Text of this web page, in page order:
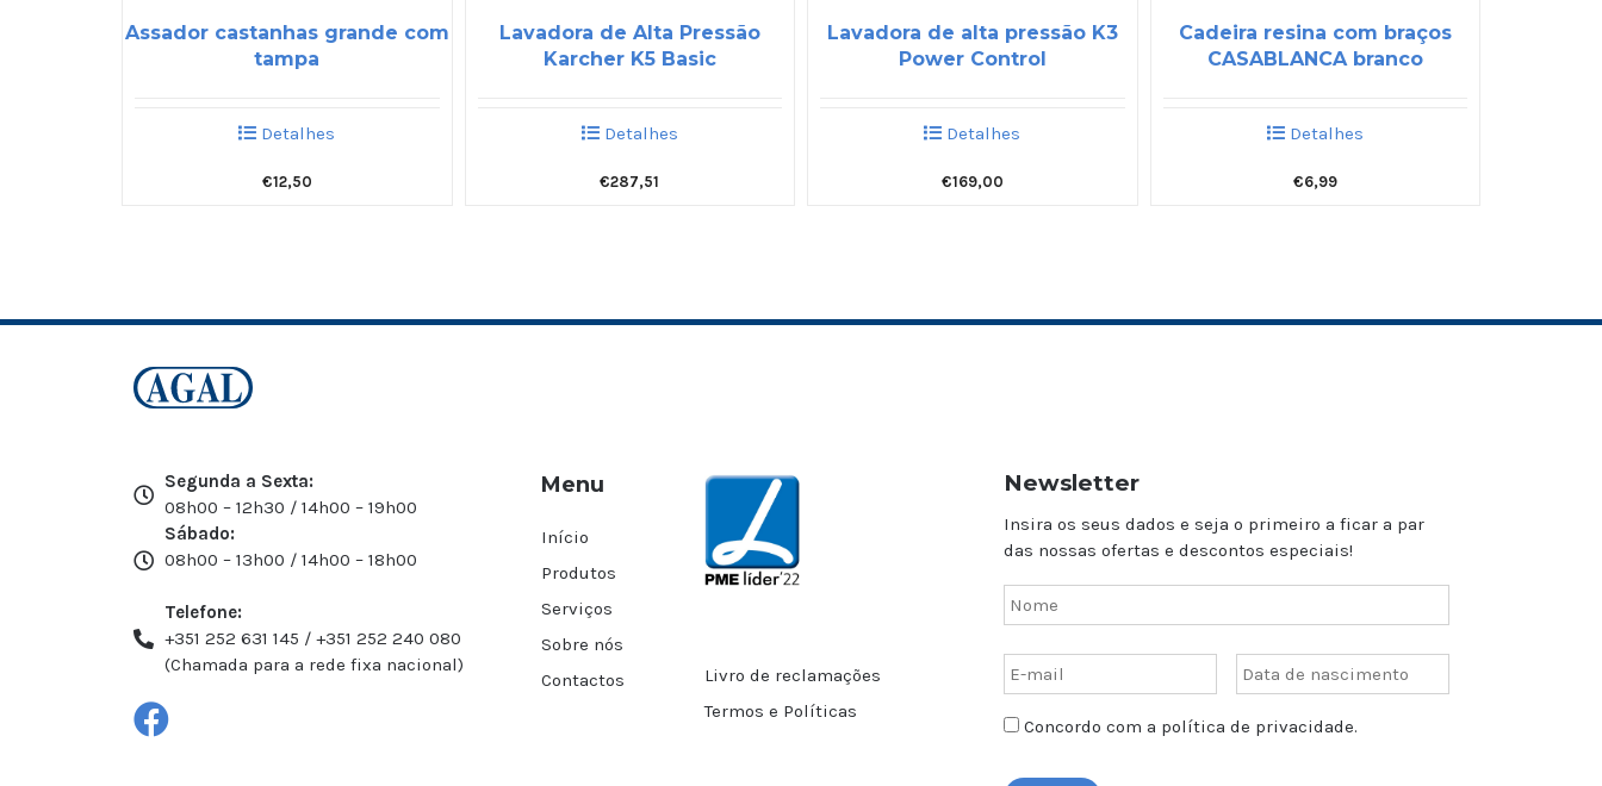
Assador castanhas grande com
tampa
Detalhes
€12,50
Lavadora de Alta Pressão
Karcher K5 Basic
Detalhes
€287,51
Lavadora de alta pressão K3
Power Control
Detalhes
€169,00
Cadeira resina com braços
CASABLANCA branco
Detalhes
€6,99
Segunda a Sexta:
08h00 – 12h30 / 14h00 – 19h00
Sábado:
08h00 – 13h00 / 14h00 – 18h00
Telefone:
+351 252 631 145 / +351 252 240 080
(Chamada para a rede fixa nacional)
Menu
Início
Produtos
Serviços
Sobre nós
Contactos
Livro de reclamações
Termos e Políticas
Newsletter
Insira os seus dados e seja o primeiro a ficar a par
das nossas ofertas e descontos especiais!
Concordo com a política de privacidade.